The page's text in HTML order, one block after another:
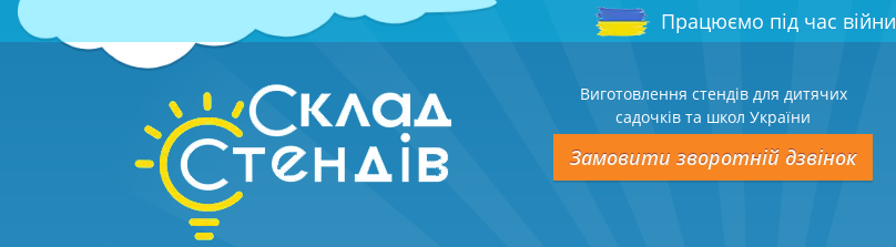
Працюємо під час війни
Виготовлення стендів для дитячих
садочків та школ України
Замовити зворотній дзвінок